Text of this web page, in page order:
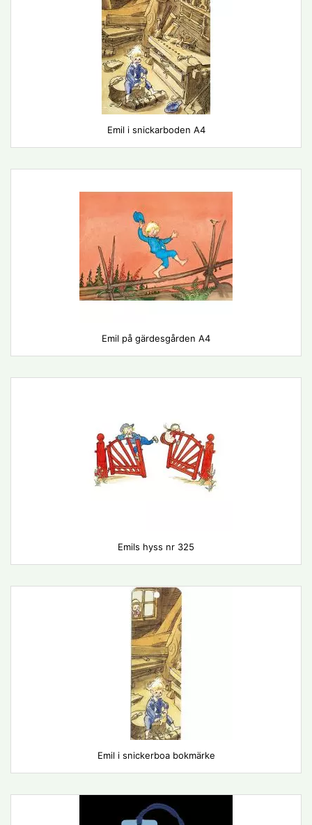
Emil i snickarboden A4
Emil på gärdesgården A4
Emils hyss nr 325
Emil i snickerboa bokmärke